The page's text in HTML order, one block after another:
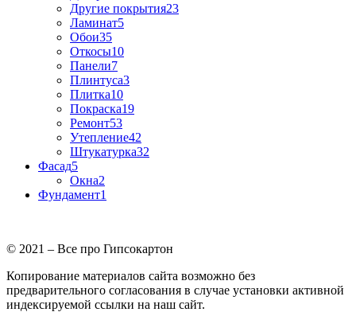
Другие покрытия23
Ламинат5
Обои35
Откосы10
Панели7
Плинтуса3
Плитка10
Покраска19
Ремонт53
Утепление42
Штукатурка32
Фасад5
Окна2
Фундамент1
© 2021 – Все про Гипсокартон
Копирование материалов сайта возможно без
предварительного согласования в случае установки активной
индексируемой ссылки на наш сайт.